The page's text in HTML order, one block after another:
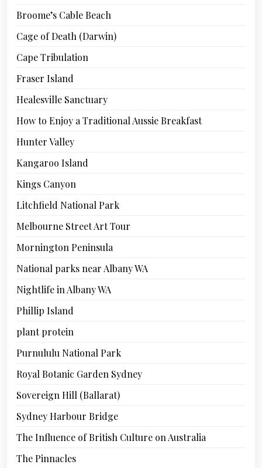
Broome’s Cable Beach
Cage of Death (Darwin)
Cape Tribulation
Fraser Island
Healesville Sanctuary
How to Enjoy a Traditional Aussie Breakfast
Hunter Valley
Kangaroo Island
Kings Canyon
Litchfield National Park
Melbourne Street Art Tour
Mornington Peninsula
National parks near Albany WA
Nightlife in Albany WA
Phillip Island
plant protein
Purnululu National Park
Royal Botanic Garden Sydney
Sovereign Hill (Ballarat)
Sydney Harbour Bridge
The Influence of British Culture on Australia
The Pinnacles